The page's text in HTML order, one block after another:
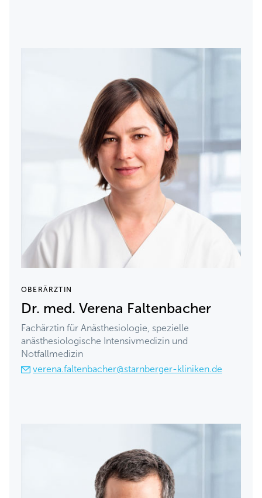
OBERÄRZTIN
Dr. med. Verena Faltenbacher
Fachärztin für Anästhesiologie, spezielle
anästhesiologische Intensivmedizin und
Notfallmedizin
verena.faltenbacher@starnberger-kliniken.de